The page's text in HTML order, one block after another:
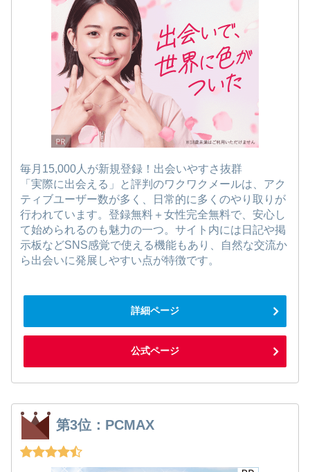
毎月15,000人が新規登録！出会いやすさ抜群
「実際に出会える」と評判のワクワクメールは、アク
ティブユーザー数が多く、日常的に多くのやり取りが
行われています。登録無料＋女性完全無料で、安心し
て始められるのも魅力の一つ。サイト内には日記や掲
示板などSNS感覚で使える機能もあり、自然な交流か
ら出会いに発展しやすい点が特徴です。
詳細ページ
公式ページ
第3位：PCMAX